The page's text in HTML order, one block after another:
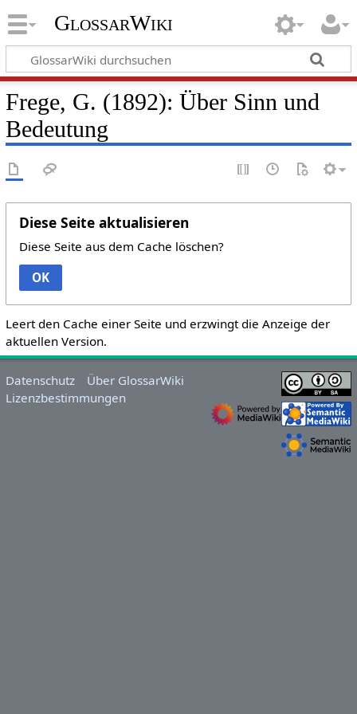
GlossarWiki
Frege, G. (1892): Über Sinn und
Bedeutung
Diese Seite aktualisieren
Diese Seite aus dem Cache löschen?
OK
Leert den Cache einer Seite und erzwingt die Anzeige der
aktuellen Version.
Datenschutz
Über GlossarWiki
Lizenzbestimmungen